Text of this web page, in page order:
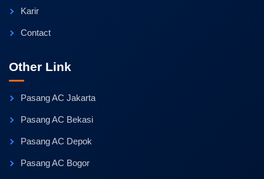
Karir
Contact
Other Link
Pasang AC Jakarta
Pasang AC Bekasi
Pasang AC Depok
Pasang AC Bogor